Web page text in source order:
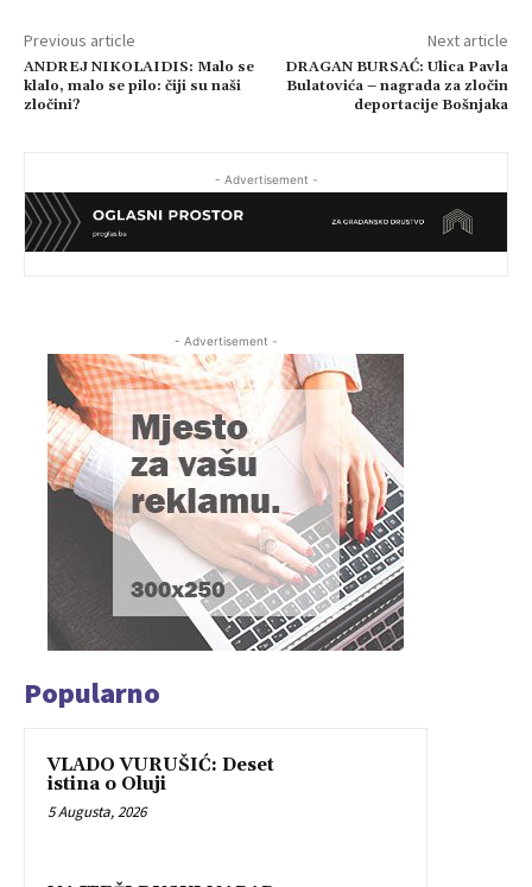
Previous article
ANDREJ NIKOLAIDIS: Malo se
klalo, malo se pilo: čiji su naši
zločini?
Next article
DRAGAN BURSAĆ: Ulica Pavla
Bulatovića – nagrada za zločin
deportacije Bošnjaka
- Advertisement -
- Advertisement -
Popularno
VLADO VURUŠIĆ: Deset
istina o Oluji
5 Augusta, 2026